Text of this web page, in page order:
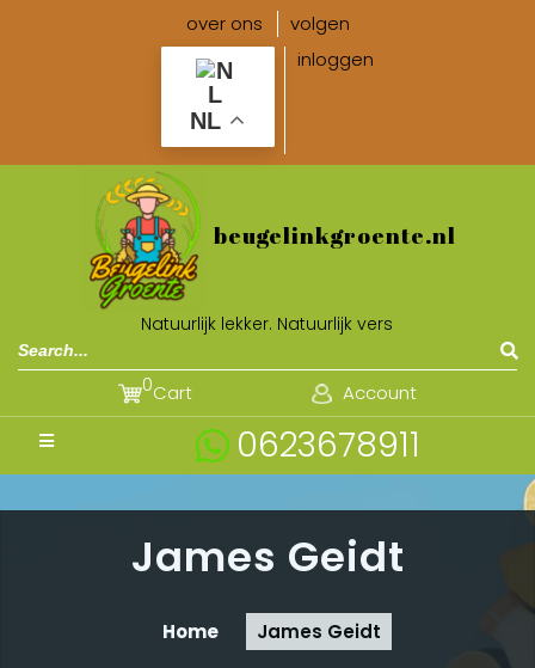
over ons volgen
NL
inloggen
beugelinkgroente.nl
Natuurlijk lekker. Natuurlijk vers
Cart
0 Account
0623678911
James Geidt
Home James Geidt